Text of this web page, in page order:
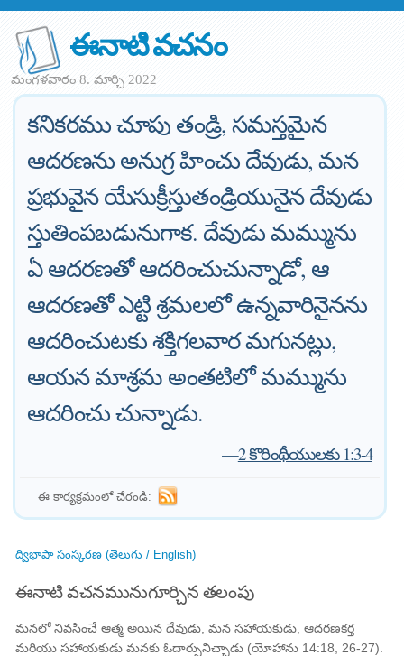
ఈనాటి వచనం
మంగళవారం 8. మార్చి 2022
కనికరము చూపు తండ్రి, సమస్తమైన
ఆదరణను అనుగ్ర హించు దేవుడు, మన
ప్రభువైన యేసుక్రీస్తుతండ్రియునైన దేవుడు
స్తుతింపబడునుగాక. దేవుడు మమ్మును
ఏ ఆదరణతో ఆదరించుచున్నాడో, ఆ
ఆదరణతో ఎట్టి శ్రమలలో ఉన్నవారినైనను
ఆదరించుటకు శక్తిగలవార మగునట్లు,
ఆయన మాశ్రమ అంతటిలో మమ్మును
ఆదరించు చున్నాడు.
—2 కొరింథీయులకు 1:3-4
ఈ కార్యక్రమంలో చేరండి:
ద్విభాషా సంస్కరణ (తెలుగు / English)
ఈనాటి వచనమునుగూర్చిన తలంపు
మనలో నివసించే ఆత్మ అయిన దేవుడు, మన సహాయకుడు, ఆదరణకర్త
మరియు సహాయకుడు మనకు ఓదార్పునిచ్చాడు (యోహాను 14:18, 26-27).